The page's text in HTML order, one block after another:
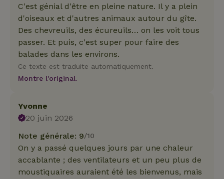
C'est génial d'être en pleine nature. Il y a plein
d'oiseaux et d'autres animaux autour du gîte.
Des chevreuils, des écureuils… on les voit tous
passer. Et puis, c'est super pour faire des
balades dans les environs.
Ce texte est traduite automatiquement.
Montre l'original.
Yvonne
20 juin 2026
Note générale: 9/10
On y a passé quelques jours par une chaleur
accablante ; des ventilateurs et un peu plus de
moustiquaires auraient été les bienvenus, mais